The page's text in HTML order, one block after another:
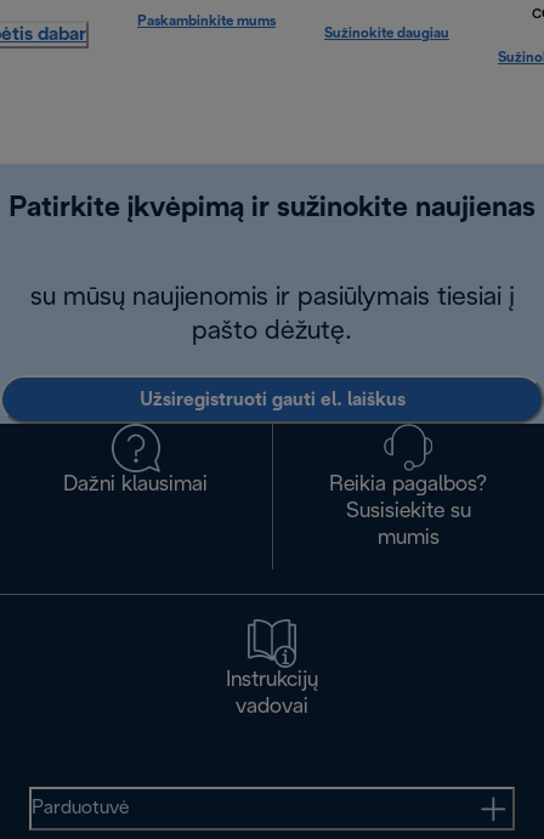
dabar
Paskambinkite mums
Sužinokite daugiau
Patirkite įkvėpimą ir sužinokite naujienas
su mūsų naujienomis ir pasiūlymais tiesiai į
pašto dėžutę.
Užsiregistruoti gauti el. laiškus
Dažni klausimai
Reikia pagalbos?
Susisiekite su
mumis
Instrukcijų
vadovai
Parduotuvė